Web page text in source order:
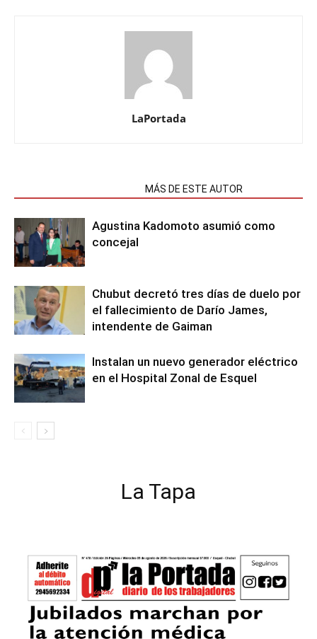
LaPortada
MÁS DE ESTE AUTOR
Agustina Kadomoto asumió como
concejal
Chubut decretó tres días de duelo por
el fallecimiento de Darío James,
intendente de Gaiman
Instalan un nuevo generador eléctrico
en el Hospital Zonal de Esquel
La Tapa